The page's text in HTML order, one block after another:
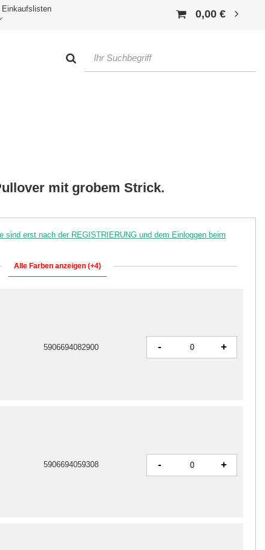
Einkaufslisten 0,00 €
mit grobem Strick.
sind erst nach der REGISTRIERUNG und dem Einloggen beim
Alle Farben anzeigen (+4)
5906694059308 - +
5906694082900 - +